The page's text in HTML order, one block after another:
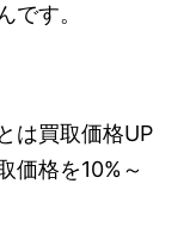
です。
は買取価格UP
価格を10%～